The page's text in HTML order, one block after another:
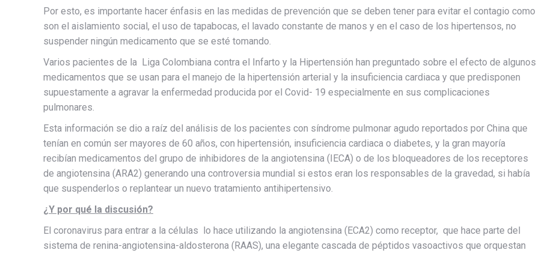
Por esto, es importante hacer énfasis en las medidas de prevención que se deben tener para evitar el contagio como
son el aislamiento social, el uso de tapabocas, el lavado constante de manos y en el caso de los hipertensos, no
suspender ningún medicamento que se esté tomando.
Varios pacientes de la Liga Colombiana contra el Infarto y la Hipertensión han preguntado sobre el efecto de algunos
medicamentos que se usan para el manejo de la hipertensión arterial y la insuficiencia cardiaca y que predisponen
supuestamente a agravar la enfermedad producida por el Covid- 19 especialmente en sus complicaciones
pulmonares.
Esta información se dio a raíz del análisis de los pacientes con síndrome pulmonar agudo reportados por China que
tenían en común ser mayores de 60 años, con hipertensión, insuficiencia cardiaca o diabetes, y la gran mayoría
recibían medicamentos del grupo de inhibidores de la angiotensina (IECA) o de los bloqueadores de los receptores
de angiotensina (ARA2) generando una controversia mundial si estos eran los responsables de la gravedad, si había
que suspenderlos o replantear un nuevo tratamiento antihipertensivo.
¿Y por qué la discusión?
El coronavirus para entrar a la células lo hace utilizando la angiotensina (ECA2) como receptor, que hace parte del
sistema de renina-angiotensina-aldosterona (RAAS), una elegante cascada de péptidos vasoactivos que orquestan